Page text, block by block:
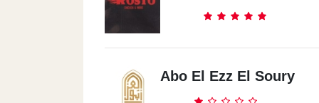
Sedy 3bd Al Rahman
El Kilo 126
Abo El Ezz El Soury